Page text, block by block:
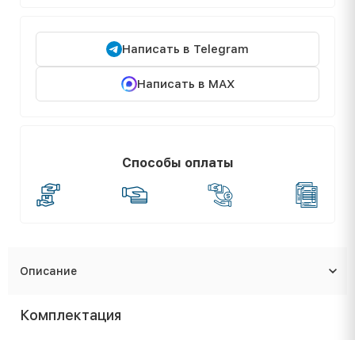
Написать в Telegram
Написать в MAX
Способы оплаты
Описание
Комплектация